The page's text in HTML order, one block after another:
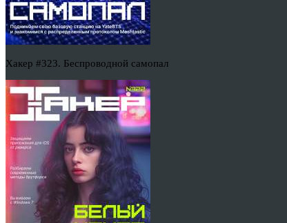
Хакер #323. Беспроводной самопал